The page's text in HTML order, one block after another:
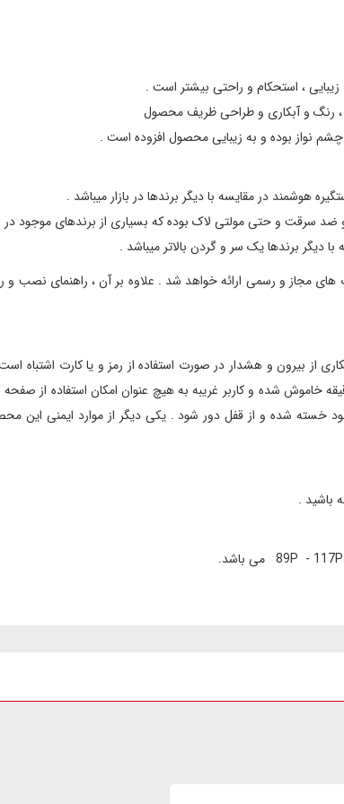
، استحکام و راحتی بیشتر است .
، رنگ و آبکاری و طراحی ظریف محصول
نواز بوده و به زیبایی محصول افزوده است .
و حتی مولتی لاک بوده که بسیاری از برندهای موجود در
مجاز و رسمی ارائه خواهد شد . علاوه بر آن ، راهنمای نصب و
خاموش شده و کاربر غریبه به هیچ عنوان امکان استفاده از
خسته شده و از قفل دور شود . یکی دیگر از موارد ایمنی این
باشید .